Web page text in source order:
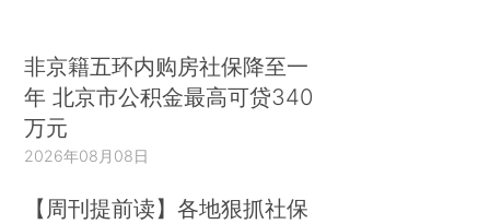
非京籍五环内购房社保降至一
年 北京市公积金最高可贷340
万元
2026年08月08日
【周刊提前读】各地狠抓社保